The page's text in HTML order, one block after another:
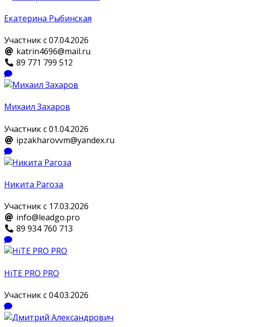
Екатерина Рыбинская
Участник с 07.04.2026
katrin4696@mail.ru
89 771 799 512
Михаил Захаров
Участник с 01.04.2026
ipzakharovvm@yandex.ru
Никита Рагоза
Участник с 17.03.2026
info@leadgo.pro
89 934 760 713
HiTE PRO PRO
Участник с 04.03.2026